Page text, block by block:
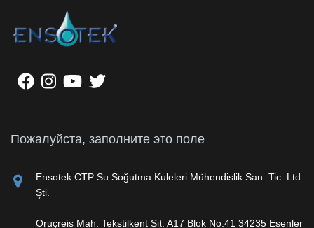
Пожалуйста, заполните это поле
Ensotek CTP Su Soğutma Kuleleri Mühendislik San. Tic. Ltd.
Şti.
Oruçreis Mah. Tekstilkent Sit. A17 Blok No:41 34235 Esenler